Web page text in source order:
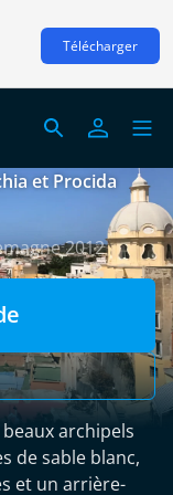
Télécharger
et Procida
2012
archipels
de sable blanc,
et un arrière-